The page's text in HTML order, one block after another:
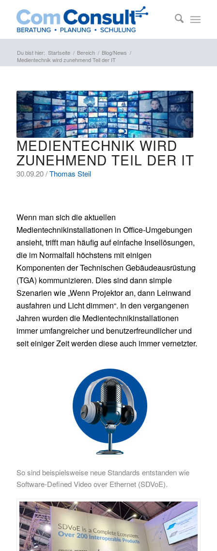
Du bist hier: Startseite / Bereich / Blog/News /
Medientechnik wird zunehmend Teil der IT
MEDIENTECHNIK WIRD
ZUNEHMEND TEIL DER IT
30.09.20 /Thomas Steil
Wenn man sich die aktuellen
Medientechnikinstallationen in Office-Umgebungen
ansieht, trifft man häufig auf einfache Insellösungen,
die im Normalfall höchstens mit einigen
Komponenten der Technischen Gebäudeausrüstung
(TGA) kommunizieren. Dies sind dann simple
Szenarien wie „Wenn Projektor an, dann Leinwand
ausfahren und Licht dimmen“. In den vergangenen
Jahren wurden die Medientechnikinstallationen
immer umfangreicher und benutzerfreundlicher und
seit einiger Zeit werden diese auch immer vernetzter.
So sind beispielsweise neue Standards entstanden wie
Software-Defined Video over Ethernet (SDVoE).